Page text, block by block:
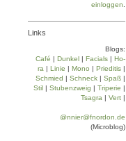
einloggen
Links
Blogs:
Café | Dun­kel | Facials | Ho­
ra | Linie | Mo­no | Prie­di­tis |
Schmied | Schneck | Spaß |
Stil | Stu­ben­zweig | Tri­pe­rie |
Tsa­gra | Vert |
@nnier@fnordon.de
(Microblog)